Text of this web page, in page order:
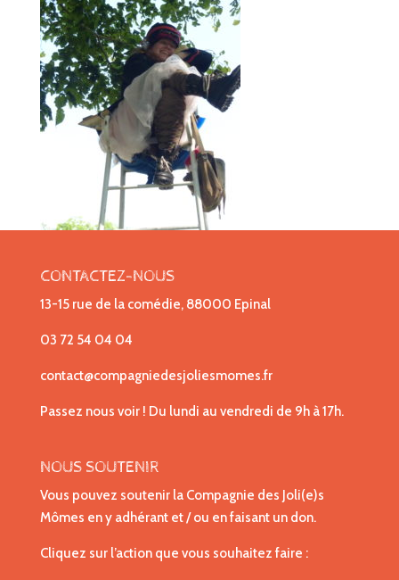
CONTACTEZ-NOUS
13-15 rue de la comédie, 88000 Epinal
03 72 54 04 04
contact@compagniedesjoliesmomes.fr
Passez nous voir ! Du lundi au vendredi de 9h à 17h.
NOUS SOUTENIR
Vous pouvez soutenir la Compagnie des Joli(e)s
Mômes en y adhérant et / ou en faisant un don.
Cliquez sur l’action que vous souhaitez faire :